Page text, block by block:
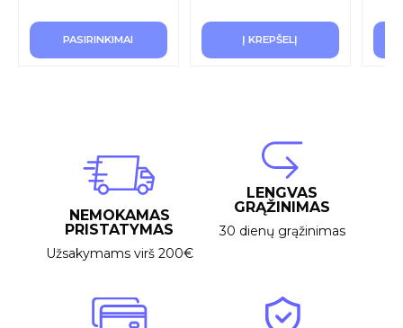
PASIRINKIMAI Į KREPŠELĮ
NEMOKAMAS
PRISTATYMAS
Užsakymams virš 200€
LENGVAS
GRĄŽINIMAS
30 dienų grąžinimas